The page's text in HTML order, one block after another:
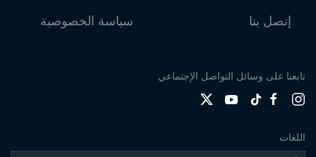
إتصل بنا سياسة الخصوصية
تابعنا على وسائل التواصل الإجتماعي
اللغات